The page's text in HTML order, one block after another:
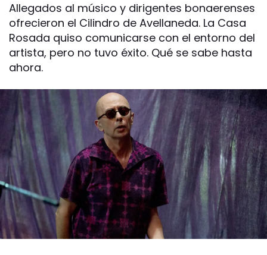
Allegados al músico y dirigentes bonaerenses
ofrecieron el Cilindro de Avellaneda. La Casa
Rosada quiso comunicarse con el entorno del
artista, pero no tuvo éxito. Qué se sabe hasta
ahora.